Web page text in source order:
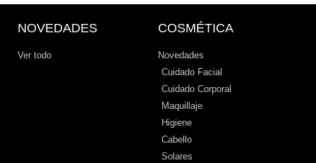
NOVEDADES
Ver todo
COSMÉTICA
Novedades
Cuidado Facial
Cuidado Corporal
Maquillaje
Higiene
Cabello
Solares